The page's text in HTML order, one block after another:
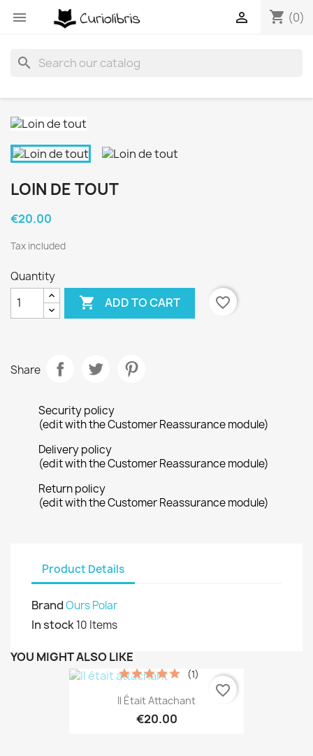
 shopping_cart (0)

search
LOIN DE TOUT
€20.00
Tax included
Quantity
 ADD TO CART favorite_border
Share
Security policy
(edit with the Customer Reassurance module)
Delivery policy
(edit with the Customer Reassurance module)
Return policy
(edit with the Customer Reassurance module)
Product Details
BrandOurs Polar
In stock10 Items
YOU MIGHT ALSO LIKE
Il Était Attachant
€20.00
(1)
favorite_border